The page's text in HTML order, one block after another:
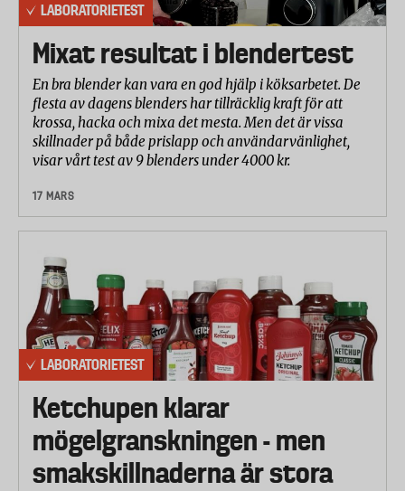
LABORATORIETEST
Mixat resultat i blendertest
En bra blender kan vara en god hjälp i köksarbetet. De
flesta av dagens blenders har tillräcklig kraft för att
krossa, hacka och mixa det mesta. Men det är vissa
skillnader på både prislapp och användarvänlighet,
visar vårt test av 9 blenders under 4000 kr.
17 MARS
LABORATORIETEST
Ketchupen klarar
mögelgranskningen - men
smakskillnaderna är stora